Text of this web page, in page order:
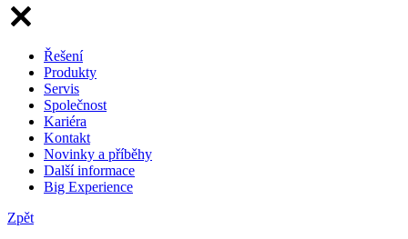
Řešení
Produkty
Servis
Společnost
Kariéra
Kontakt
Novinky a příběhy
Další informace
Big Experience
Zpět